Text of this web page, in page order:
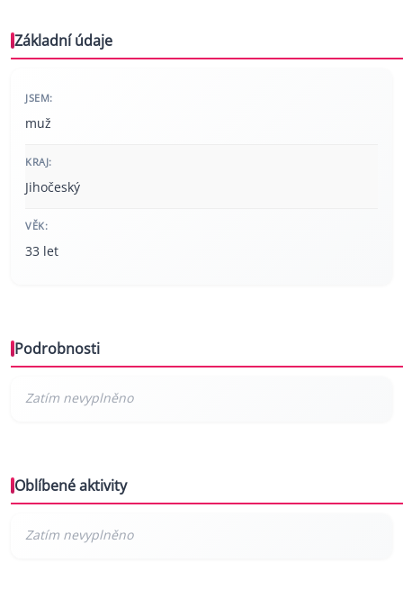
Základní údaje
JSEM:
muž
KRAJ:
Jihočeský
VĚK:
33 let
Podrobnosti
Oblíbené aktivity